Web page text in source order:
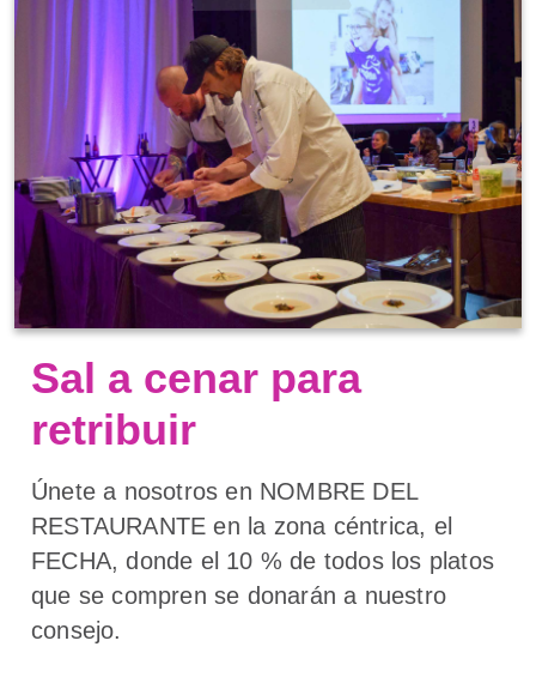
Sal a cenar para
retribuir
Únete a nosotros en NOMBRE DEL
RESTAURANTE en la zona céntrica, el
FECHA, donde el 10 % de todos los platos
que se compren se donarán a nuestro
consejo.